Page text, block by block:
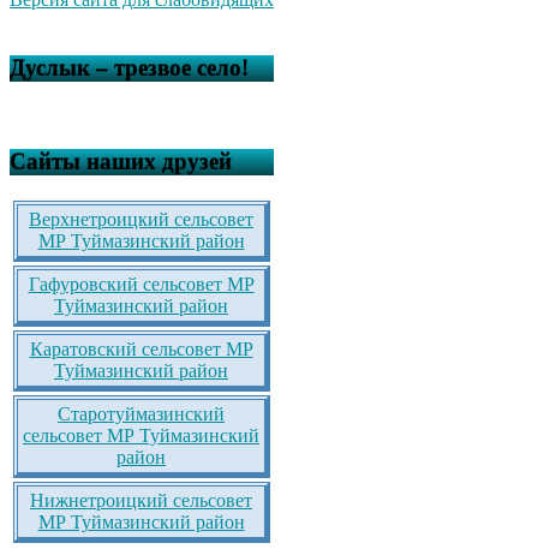
Дуслык – трезвое село!
Сайты наших друзей
Верхнетроицкий сельсовет
МР Туймазинский район
Гафуровский сельсовет МР
Туймазинский район
Каратовский сельсовет МР
Туймазинский район
Старотуймазинский
сельсовет МР Туймазинский
район
Нижнетроицкий сельсовет
МР Туймазинский район